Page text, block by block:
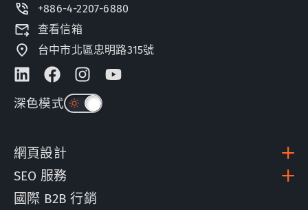
+886-4-2207-6880
查看信箱
台中市北區忠明路315號
深色模式
網頁設計
SEO 服務
國際 B2B 行銷